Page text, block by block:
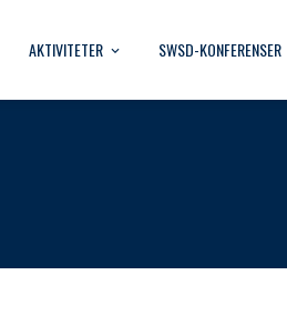
AKTIVITETER SWSD-KONFERENSER